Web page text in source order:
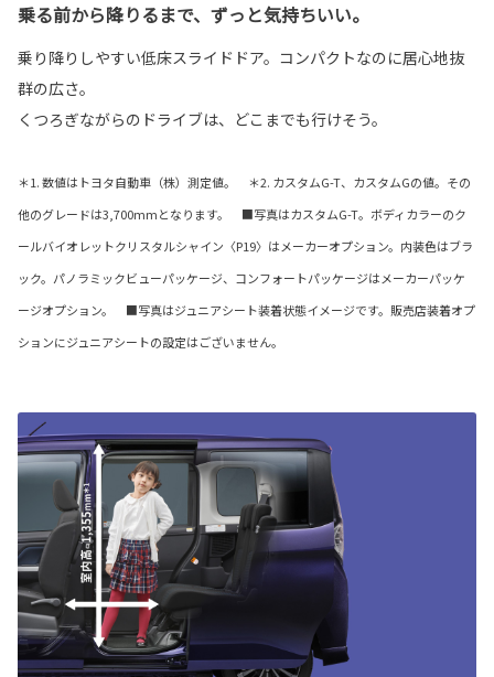
乗る前から降りるまで、ずっと気持ちいい。
乗り降りしやすい低床スライドドア。コンパクトなのに居心地抜
群の広さ。
くつろぎながらのドライブは、どこまでも行けそう。
＊1. 数値はトヨタ自動車（株）測定値。 ＊2. カスタムG-T、カスタムGの値。その
他のグレードは3,700mmとなります。 ■写真はカスタムG-T。ボディカラーのク
ールバイオレットクリスタルシャイン〈P19〉はメーカーオプション。内装色はブラ
ック。パノラミックビューパッケージ、コンフォートパッケージはメーカーパッケ
ージオプション。 ■写真はジュニアシート装着状態イメージです。販売店装着オプ
ションにジュニアシートの設定はございません。